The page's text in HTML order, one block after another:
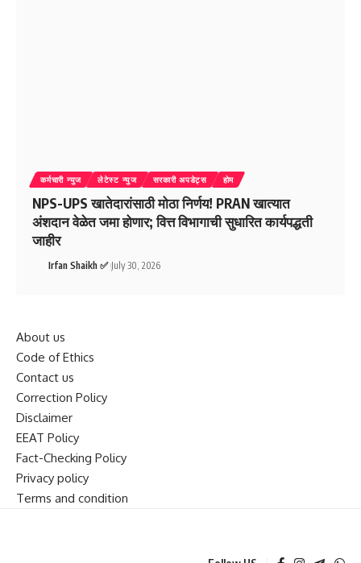
कर्मचारी न्युज लेटेस्ट न्युज सरकारी अपडेट्स होम
NPS-UPS खातेदारांसाठी मोठा निर्णय! PRAN खात्यात
अंशदान वेळेत जमा होणार; वित्त विभागाची सुधारित कार्यपद्धती
जाहीर
Irfan Shaikh ✅ July 30, 2026
About us
Code of Ethics
Contact us
Correction Policy
Disclaimer
EEAT Policy
Fact-Checking Policy
Privacy policy
Terms and condition